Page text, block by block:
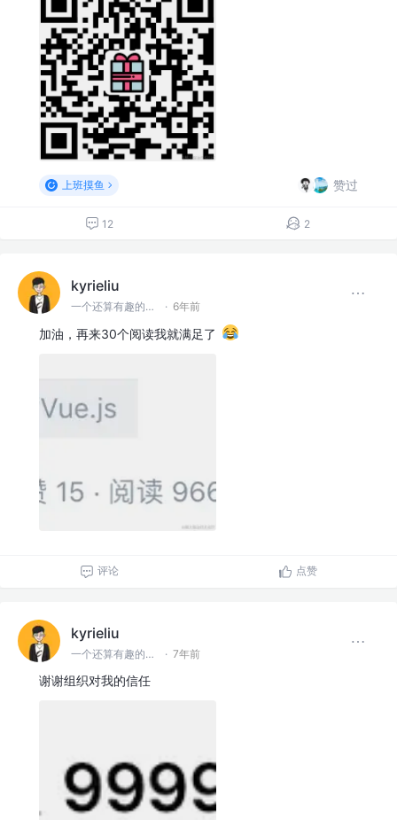
上班摸鱼 赞过
12 2
kyrieliu
一个还算有趣的前端er · 6年前
加油，再来30个阅读我就满足了
评论 点赞
kyrieliu
一个还算有趣的前端er · 7年前
谢谢组织对我的信任